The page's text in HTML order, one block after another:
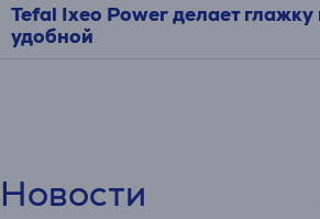
Tefal Ixeo Power делает глажку
удобной
Новости